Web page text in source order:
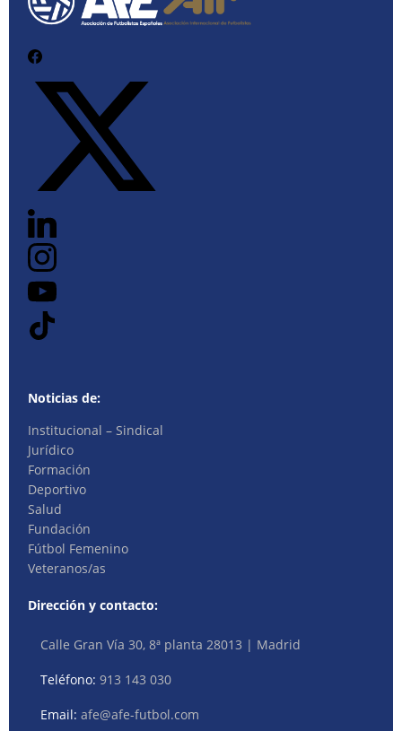
Noticias de:
Institucional – Sindical
Jurídico
Formación
Deportivo
Salud
Fundación
Fútbol Femenino
Veteranos/as
Dirección y contacto:
Calle Gran Vía 30, 8ª planta 28013 | Madrid
Teléfono:913 143 030
Email:afe@afe-futbol.com